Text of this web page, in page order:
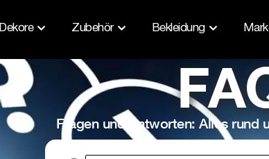
Dekore Zubehör Bekleidung
Fragen und Antworten: Alles rund